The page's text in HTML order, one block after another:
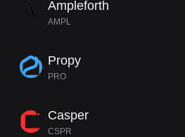
Ampleforth
AMPL
Propy
PRO
Casper
CSPR